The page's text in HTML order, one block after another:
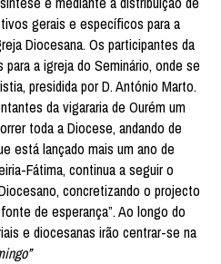
gerais e específicos para a
Diocesana. Os participantes da
a igreja do Seminário, onde se
presidida por D. António Marto.
da vigararia de Ourém um
toda a Diocese, andando de
está lançado mais um ano de
Fátima, continua a seguir o
concretizando o projecto
de esperança”. Ao longo do
e diocesanas irão centrar-se na